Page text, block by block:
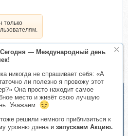
Сегодня — Международный день
никогда не спрашивает себя: «А
ли полезно я провожу этот
Она просто находит самое
место и живёт свою лучшую
Уважаем.
решили немного приблизиться к
уровню дзена и запускаем Акцию.
только
материалов по физике
1 (Дмитрий Тарасов)
комплект материалов по
учебный год (Дмитрий